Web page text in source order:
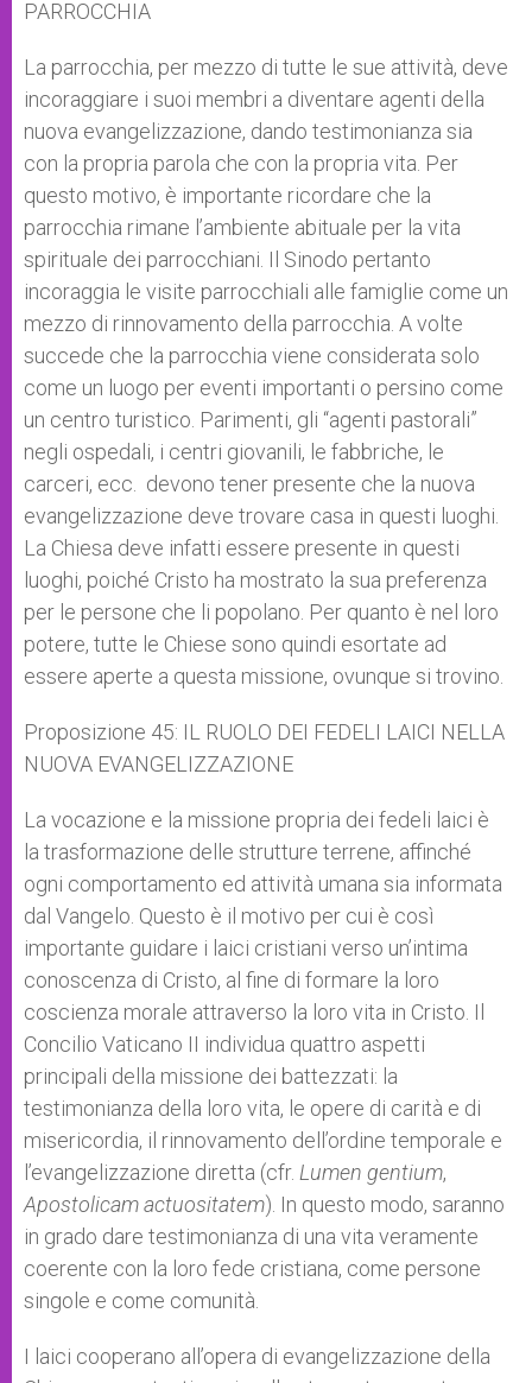
PARROCCHIA
La parrocchia, per mezzo di tutte le sue attività, deve
incoraggiare i suoi membri a diventare agenti della
nuova evangelizzazione, dando testimonianza sia
con la propria parola che con la propria vita. Per
questo motivo, è importante ricordare che la
parrocchia rimane l’ambiente abituale per la vita
spirituale dei parrocchiani. Il Sinodo pertanto
incoraggia le visite parrocchiali alle famiglie come un
mezzo di rinnovamento della parrocchia. A volte
succede che la parrocchia viene considerata solo
come un luogo per eventi importanti o persino come
un centro turistico. Parimenti, gli “agenti pastorali”
negli ospedali, i centri giovanili, le fabbriche, le
carceri, ecc. devono tener presente che la nuova
evangelizzazione deve trovare casa in questi luoghi.
La Chiesa deve infatti essere presente in questi
luoghi, poiché Cristo ha mostrato la sua preferenza
per le persone che li popolano. Per quanto è nel loro
potere, tutte le Chiese sono quindi esortate ad
essere aperte a questa missione, ovunque si trovino.
Proposizione 45: IL RUOLO DEI FEDELI LAICI NELLA
NUOVA EVANGELIZZAZIONE
La vocazione e la missione propria dei fedeli laici è
la trasformazione delle strutture terrene, affinché
ogni comportamento ed attività umana sia informata
dal Vangelo. Questo è il motivo per cui è così
importante guidare i laici cristiani verso un’intima
conoscenza di Cristo, al fine di formare la loro
coscienza morale attraverso la loro vita in Cristo. Il
Concilio Vaticano II individua quattro aspetti
principali della missione dei battezzati: la
testimonianza della loro vita, le opere di carità e di
misericordia, il rinnovamento dell’ordine temporale e
l’evangelizzazione diretta (cfr. Lumen gentium,
Apostolicam actuositatem). In questo modo, saranno
in grado dare testimonianza di una vita veramente
coerente con la loro fede cristiana, come persone
singole e come comunità.
I laici cooperano all’opera di evangelizzazione della